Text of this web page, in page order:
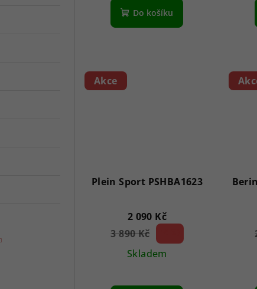
Do košíku
Akce
Plein Sport PSHBA1623
2 090 Kč
3 890 Kč
Skladem